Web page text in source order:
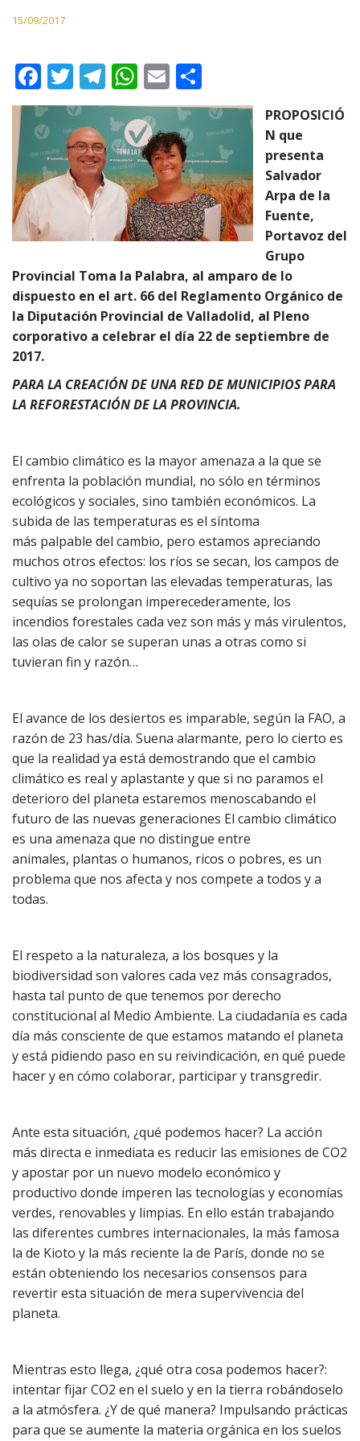
15/09/2017
F
ac
e
b
o
k
T
w
itt
er
T
el
e
gr
a
m
W
h
at
s
A
p
p
E
m
ai
l
o
m
p
ar
ti
r
PROPOSICIÓ
N que
presenta
Salvador
Arpa de la
Fuente,
Portavoz del
Grupo
Provincial Toma la Palabra, al amparo de lo
dispuesto en el art. 66 del Reglamento Orgánico de
la Diputación Provincial de Valladolid, al Pleno
corporativo a celebrar el día 22 de septiembre de
2017.
PARA LA CREACIÓN DE UNA RED DE MUNICIPIOS PARA
LA REFORESTACIÓN DE LA PROVINCIA.
El cambio climático es la mayor amenaza a la que se
enfrenta la población mundial, no sólo en términos
ecológicos y sociales, sino también económicos. La
subida de las temperaturas es el síntoma
más palpable del cambio, pero estamos apreciando
muchos otros efectos: los ríos se secan, los campos de
cultivo ya no soportan las elevadas temperaturas, las
sequías se prolongan imperecederamente, los
incendios forestales cada vez son más y más virulentos,
las olas de calor se superan unas a otras como si
tuvieran fin y razón…
El avance de los desiertos es imparable, según la FAO, a
razón de 23 has/día. Suena alarmante, pero lo cierto es
que la realidad ya está demostrando que el cambio
climático es real y aplastante y que si no paramos el
deterioro del planeta estaremos menoscabando el
futuro de las nuevas generaciones El cambio climático
es una amenaza que no distingue entre
animales, plantas o humanos, ricos o pobres, es un
problema que nos afecta y nos compete a todos y a
todas.
El respeto a la naturaleza, a los bosques y la
biodiversidad son valores cada vez más consagrados,
hasta tal punto de que tenemos por derecho
constitucional al Medio Ambiente. La ciudadanía es cada
día más consciente de que estamos matando el planeta
y está pidiendo paso en su reivindicación, en qué puede
hacer y en cómo colaborar, participar y transgredir.
Ante esta situación, ¿qué podemos hacer? La acción
más directa e inmediata es reducir las emisiones de CO2
y apostar por un nuevo modelo económico y
productivo donde imperen las tecnologías y economías
verdes, renovables y limpias. En ello están trabajando
las diferentes cumbres internacionales, la más famosa
la de Kioto y la más reciente la de París, donde no se
están obteniendo los necesarios consensos para
revertir esta situación de mera supervivencia del
planeta.
Mientras esto llega, ¿qué otra cosa podemos hacer?:
intentar fijar CO2 en el suelo y en la tierra robándoselo
a la atmósfera. ¿Y de qué manera? Impulsando prácticas
para que se aumente la materia orgánica en los suelos